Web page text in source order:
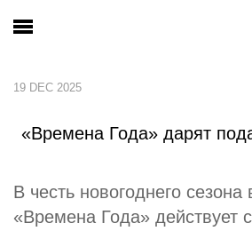
19 DEC 2025
«Времена Года» дарят
В честь новогоднего сезона
«Времена Года» действует